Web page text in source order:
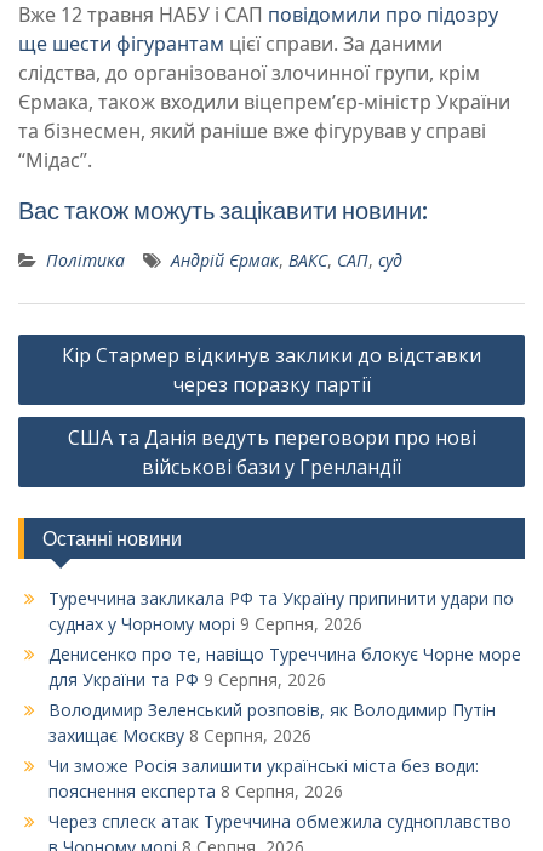
Вже 12 травня НАБУ і САП повідомили про підозру
ще шести фігурантам цієї справи. За даними
слідства, до організованої злочинної групи, крім
Єрмака, також входили віцепремʼєр-міністр України
та бізнесмен, який раніше вже фігурував у справі
“Мідас”.
Вас також можуть зацікавити новини:
Політика Андрій Єрмак, ВАКС, САП, суд
Навігація
записів
Кір Стармер відкинув заклики до відставки
через поразку партії
США та Данія ведуть переговори про нові
військові бази у Гренландії
Останні новини
Туреччина закликала РФ та Україну припинити удари по
суднах у Чорному морі 9 Серпня, 2026
Денисенко про те, навіщо Туреччина блокує Чорне море
для України та РФ 9 Серпня, 2026
Володимир Зеленський розповів, як Володимир Путін
захищає Москву 8 Серпня, 2026
Чи зможе Росія залишити українські міста без води:
пояснення експерта 8 Серпня, 2026
Через сплеск атак Туреччина обмежила судноплавство